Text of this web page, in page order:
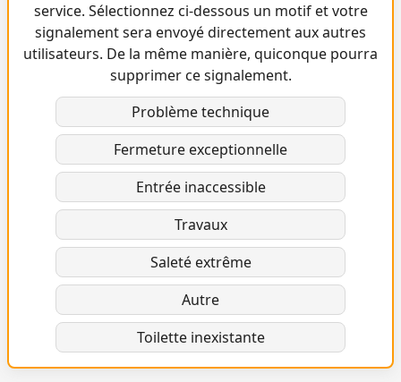
service. Sélectionnez ci-dessous un motif et votre
signalement sera envoyé directement aux autres
utilisateurs. De la même manière, quiconque pourra
supprimer ce signalement.
Problème technique
Fermeture exceptionnelle
Entrée inaccessible
Travaux
Saleté extrême
Autre
Toilette inexistante